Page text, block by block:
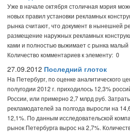
Уже в начале октября столичная мэрия
новых правил установки рекламных
рынка считают, что документ в нынешней
размещение наружных рекламных
ками и полностью выжимает с рынка малый
Количество комментариев к элементу: 0
27.09.2012 Последний глоток
На Петербург, по оценке аналитического
полугодии 2012 г. приходилось 12,3%
России, или примерно 2,7 млрд руб.
рекламодателей за полгода выросли на
12,1%. По данным исследовательской
рынок Петербурга вырос на 2,7%.